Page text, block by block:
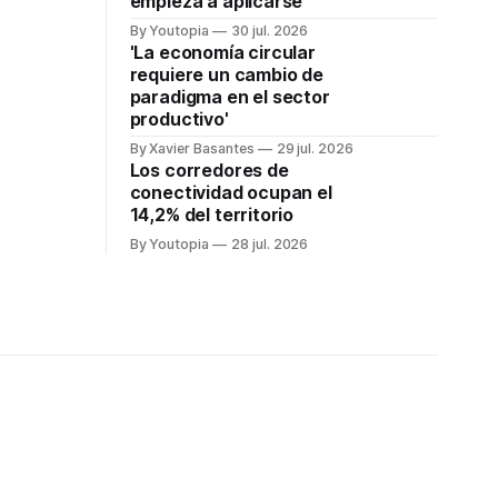
By Youtopia 30 jul. 2026
'La economía circular
requiere un cambio de
paradigma en el sector
productivo'
By Xavier Basantes 29 jul. 2026
Los corredores de
conectividad ocupan el
14,2% del territorio
By Youtopia 28 jul. 2026